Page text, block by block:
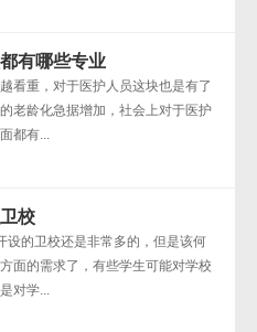
有哪些专业
看重，对于医护人员这块也是有了
老龄化急据增加，社会上对于医护
都有...
校
设的卫校还是非常多的，但是该何
面的需求了，有些学生可能对学校
对学...